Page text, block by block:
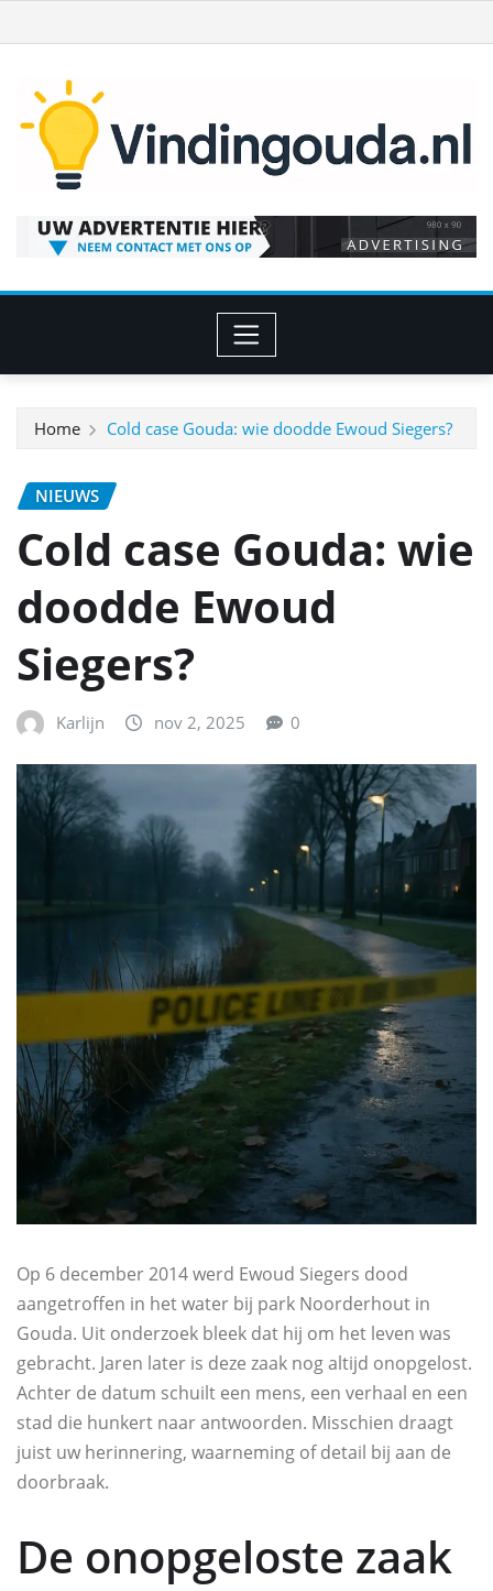
naar
inhoud
Home Cold case Gouda: wie doodde Ewoud Siegers?
NIEUWS
Cold case Gouda: wie
doodde Ewoud
Siegers?
Karlijn nov 2, 2025 0
Op 6 december 2014 werd Ewoud Siegers dood
aangetroffen in het water bij park Noorderhout in
Gouda. Uit onderzoek bleek dat hij om het leven was
gebracht. Jaren later is deze zaak nog altijd onopgelost.
Achter de datum schuilt een mens, een verhaal en een
stad die hunkert naar antwoorden. Misschien draagt
juist uw herinnering, waarneming of detail bij aan de
doorbraak.
De onopgeloste zaak